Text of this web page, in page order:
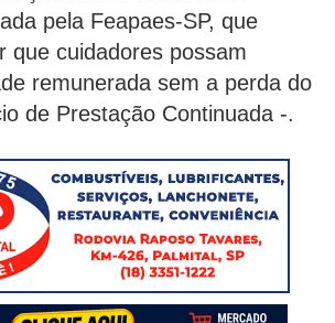
pela Feapaes-SP, que
que cuidadores possam
remunerada sem a perda do
de Prestação Continuada -.